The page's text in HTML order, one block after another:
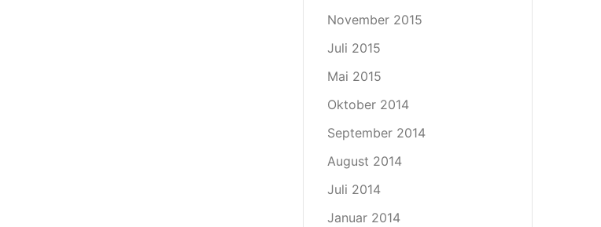
November 2015
Juli 2015
Mai 2015
Oktober 2014
September 2014
August 2014
Juli 2014
Januar 2014